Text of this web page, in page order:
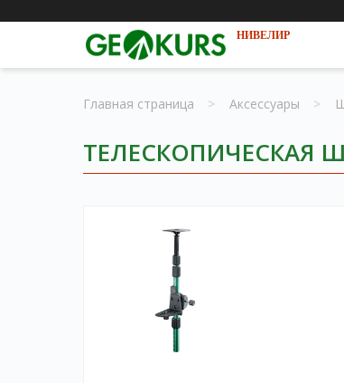
НИВЕЛИР
Главная страница > Аксессуары >
ТЕЛЕСКОПИЧЕСКАЯ